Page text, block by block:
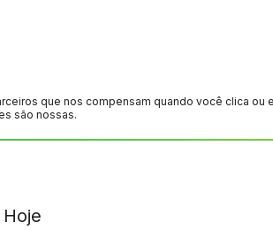
que nos compensam quando você clica ou
são nossas.